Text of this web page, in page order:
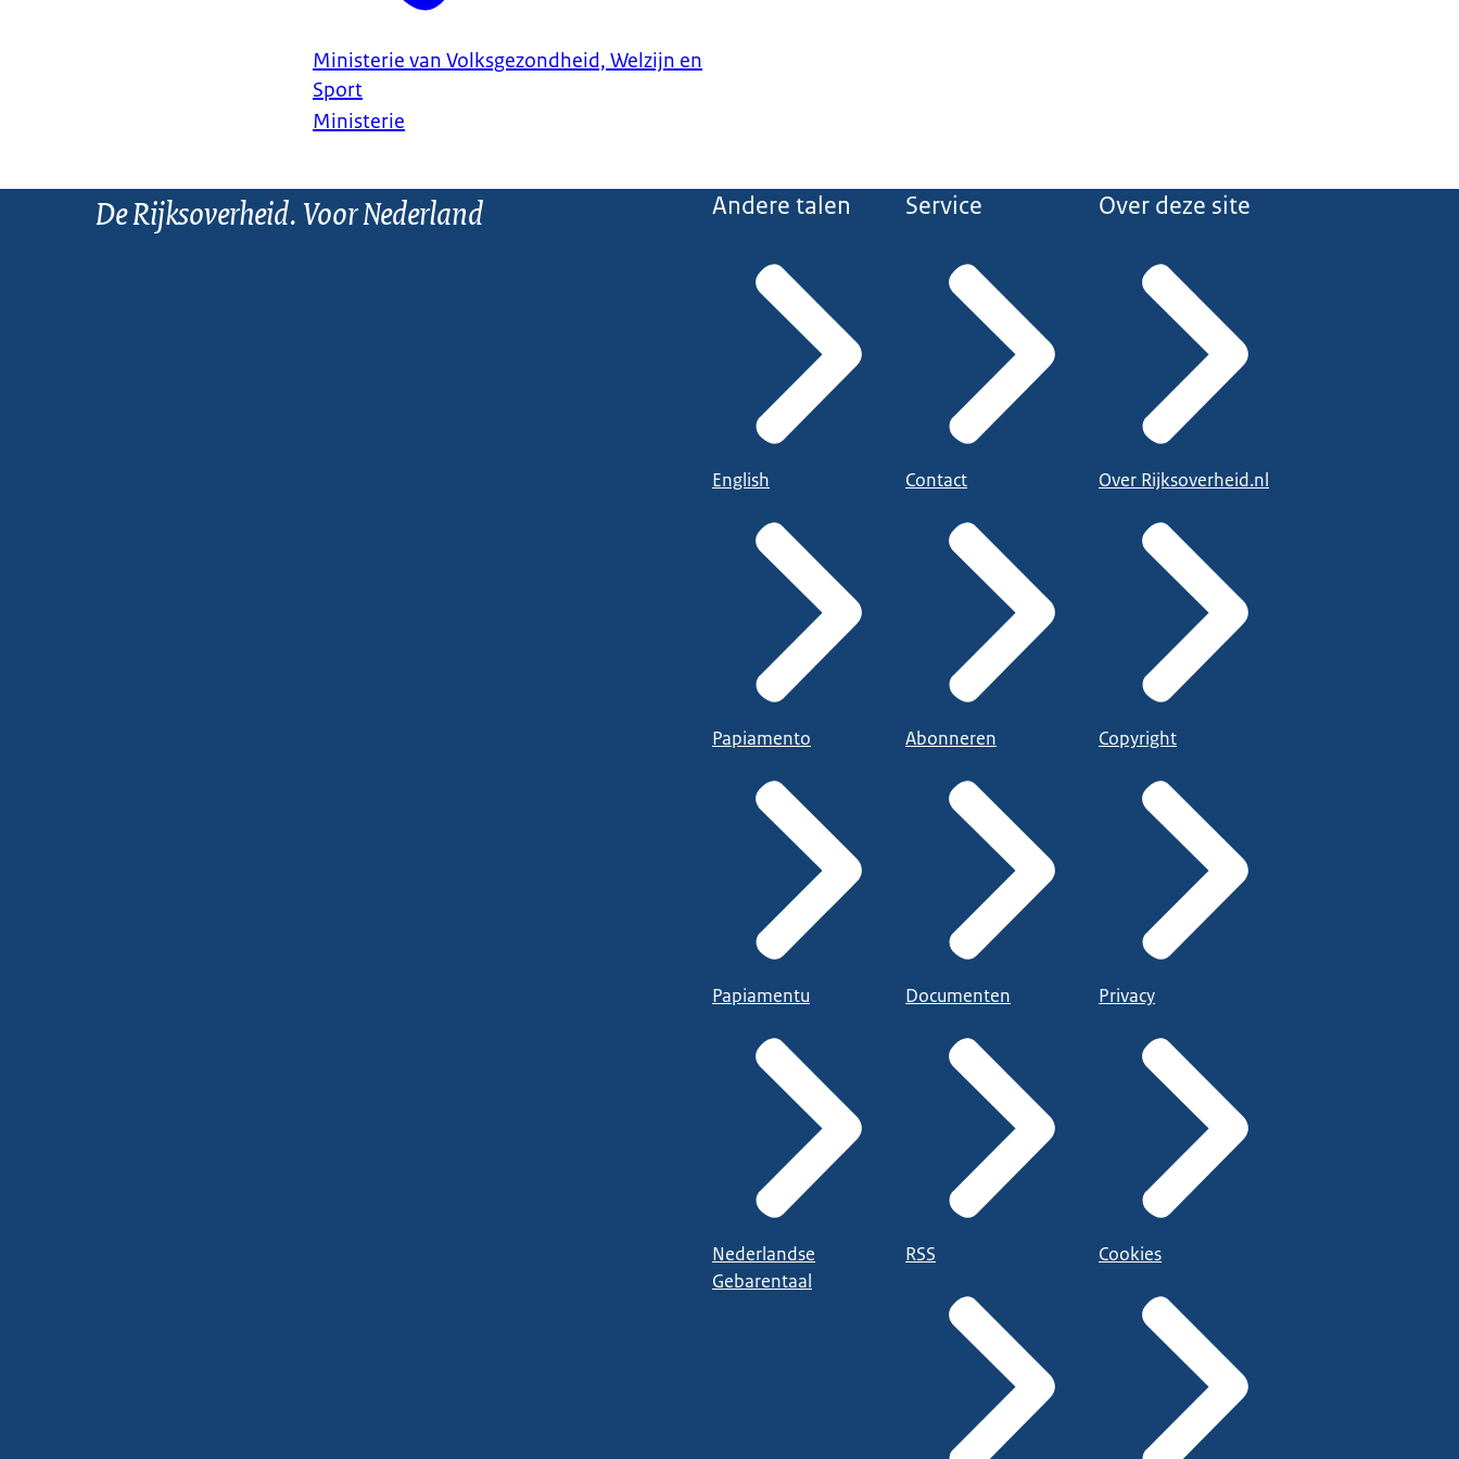
Ministerie van Volksgezondheid, Welzijn en
Sport
Ministerie
De Rijksoverheid. Voor Nederland Andere talen
English
Papiamento
Papiamentu
Nederlandse
Gebarentaal
Service
Contact
Abonneren
Documenten
RSS
Over deze site
Over Rijksoverheid.nl
Copyright
Privacy
Cookies